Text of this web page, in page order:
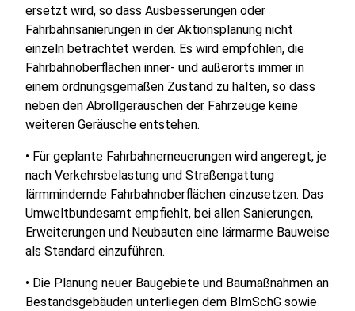
ersetzt wird, so dass Ausbesserungen oder
Fahrbahnsanierungen in der Aktionsplanung nicht
einzeln betrachtet werden. Es wird empfohlen, die
Fahrbahnoberflächen inner- und außerorts immer in
einem ordnungsgemäßen Zustand zu halten, so dass
neben den Abrollgeräuschen der Fahrzeuge keine
weiteren Geräusche entstehen.
• Für geplante Fahrbahnerneuerungen wird angeregt, je
nach Verkehrsbelastung und Straßengattung
lärmmindernde Fahrbahnoberflächen einzusetzen. Das
Umweltbundesamt empfiehlt, bei allen Sanierungen,
Erweiterungen und Neubauten eine lärmarme Bauweise
als Standard einzuführen.
• Die Planung neuer Baugebiete und Baumaßnahmen an
Bestandsgebäuden unterliegen dem BImSchG sowie